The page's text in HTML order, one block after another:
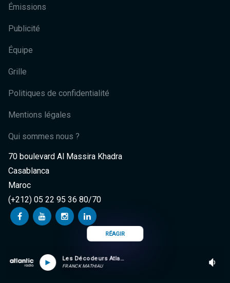
Les Décodeurs Atlantic (partie 2)
FRANCK MATHIAU
RÉAGIR
Émissions
Publicité
Équipe
Grille
Politiques de confidentialité
Mentions légales
Qui sommes nous ?
70 boulevard Al Massira Khadra
Casablanca
Maroc
(+212) 05 22 95 36 80/70